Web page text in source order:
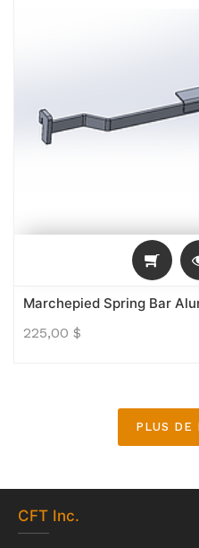
Marchepied Spring Bar
225,00 $
PLUS DE
CFT Inc.